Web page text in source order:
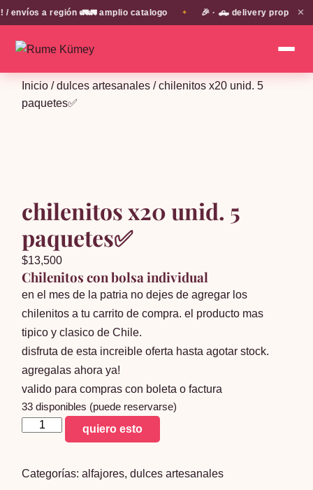
a región 🚛🚛 amplio catalogo 🎉 · 🛻 delivery propio en✕
Inicio /dulces artesanales / chilenitos x20 unid. 5
paquetes✅
chilenitos x20 unid. 5
paquetes✅
$13,500
Chilenitos con bolsa individual
en el mes de la patria no dejes de agregar los
chilenitos a tu carrito de compra. el producto mas
tipico y clasico de Chile.
disfruta de esta increible oferta hasta agotar stock.
agregalas ahora ya!
valido para compras con boleta o factura
33 disponibles (puede reservarse)
chilenitos
5
quiero esto
Categorías:alfajores,dulces artesanales